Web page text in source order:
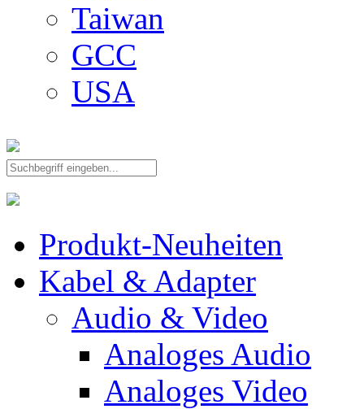
Taiwan
GCC
USA
Produkt-Neuheiten
Kabel & Adapter
Audio & Video
Analoges Audio
Analoges Video